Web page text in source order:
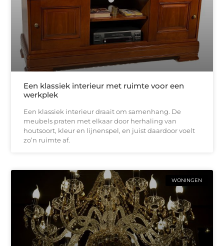
Een klassiek interieur met ruimte voor een
werkplek
Een klassiek interieur draait om samenhang. De
meubels praten met elkaar door herhaling van
houtsoort, kleur en lijnenspel, en juist daardoor voelt
zo’n ruimte af.
WONINGEN